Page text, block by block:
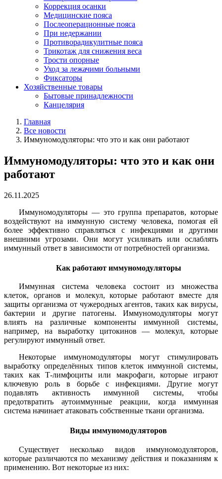
Коррекция осанки
Медицинские пояса
Послеоперационные пояса
При недержании
Противорадикулитные пояса
Трикотаж для снижения веса
Трости опорные
Уход за лежачими больными
Фиксаторы
Хозяйственные товары
Бытовые принадлежности
Канцелярия
Главная
Все новости
Иммуномодуляторы: что это и как они работают
Иммуномодуляторы: что это и как они
работают
26.11.2025
Иммуномодуляторы — это группа препаратов, которые
воздействуют на иммунную систему человека, помогая ей
более эффективно справляться с инфекциями и другими
внешними угрозами. Они могут усиливать или ослаблять
иммунный ответ в зависимости от потребностей организма.
Как работают иммуномодуляторы
Иммунная система человека состоит из множества
клеток, органов и молекул, которые работают вместе для
защиты организма от чужеродных агентов, таких как вирусы,
бактерии и другие патогены. Иммуномодуляторы могут
влиять на различные компоненты иммунной системы,
например, на выработку цитокинов — молекул, которые
регулируют иммунный ответ.
Некоторые иммуномодуляторы могут стимулировать
выработку определённых типов клеток иммунной системы,
таких как Т-лимфоциты или макрофаги, которые играют
ключевую роль в борьбе с инфекциями. Другие могут
подавлять активность иммунной системы, чтобы
предотвратить аутоиммунные реакции, когда иммунная
система начинает атаковать собственные ткани организма.
Виды иммуномодуляторов
Существует несколько видов иммуномодуляторов,
которые различаются по механизму действия и показаниям к
применению. Вот некоторые из них: